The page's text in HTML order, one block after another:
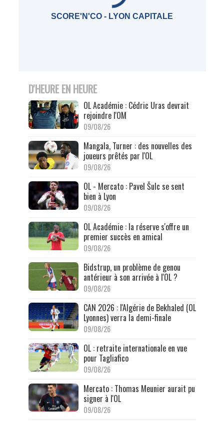
SCORE'N'CO - LYON CAPITALE
D'HEURE EN HEURE
OL Académie : Cédric Uras devrait
rejoindre l'OM
09/08/26
Mangala, Turner : des nouvelles des
joueurs prêtés par l'OL
09/08/26
OL - Mercato : Pavel Šulc se sent
bien à Lyon
09/08/26
OL Académie : la réserve s'offre un
premier succès en amical
09/08/26
Bidstrup, un problème de genou
antérieur à son arrivée à l'OL ?
09/08/26
CAN 2026 : l'Algérie de Bekhaled (OL
Lyonnes) verra la demi-finale
09/08/26
OL : retraite internationale en vue
pour Tagliafico
09/08/26
Mercato : Thomas Meunier aurait pu
signer à l'OL
09/08/26